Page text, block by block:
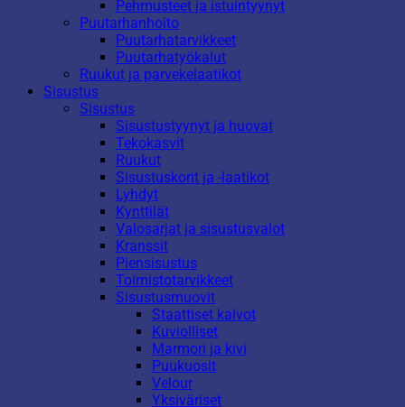
Pehmusteet ja istuintyynyt
Puutarhanhoito
Puutarhatarvikkeet
Puutarhatyökalut
Ruukut ja parvekelaatikot
Sisustus
Sisustus
Sisustustyynyt ja huovat
Tekokasvit
Ruukut
Sisustuskorit ja -laatikot
Lyhdyt
Kynttilät
Valosarjat ja sisustusvalot
Kranssit
Piensisustus
Toimistotarvikkeet
Sisustusmuovit
Staattiset kalvot
Kuviolliset
Marmori ja kivi
Puukuosit
Velour
Yksiväriset